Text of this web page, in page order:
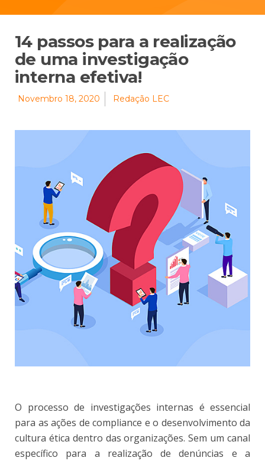
14 passos para a realização
de uma investigação
interna efetiva!
Novembro 18, 2020 Redação LEC
O processo de investigações internas é essencial
para as ações de compliance e o desenvolvimento da
cultura ética dentro das organizações. Sem um canal
específico para a realização de denúncias e a